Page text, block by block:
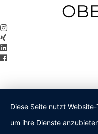
Diese Seite nutzt
um ihre Dienste